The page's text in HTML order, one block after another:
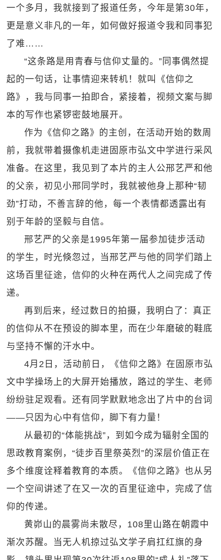
一个多月，我就接到了报道任务，今年是第30年，
更是意义非凡的一年，如何做好报道令我和同事犯
了难……
“这条路是用青春与信仰丈量的。”同事偶然提
起的一句话，让事情迎来转机！就叫《信仰之
路》，我与同事一拍即合，紧接着，视频文案与脚
本的写作也紧锣密鼓地展开。
作为《信仰之路》的主创，在活动开始的数周
前，我就带着摄像机走进固原市弘文中学进行采风
准备。在这里，我见到了本片的主人公邢艺严和他
的父亲，初见小邢同学时，我就被他身上那种“韧
劲”打动，不善言辞的他，每一个表情都透露出有
别于年龄的坚毅与自信。
邢艺严的父亲是1995年第一届参加徒步活动
的学生，时光倏忽过，当邢艺严与他的同学们踏上
这场百里征途，信仰的火种在两代人之间完成了传
递。
再到后来，经过数日的拍摄，我明白了：真正
的信仰从不在预设的脚本里，而在少年磨破的鞋底
与坚持不懈的汗水中。
4月2日，活动前日，《信仰之路》在固原市弘
文中学操场上的大屏开始播放，路过的学生、老师
纷纷驻足观看。还有同学默默地念出了片中的台词
——只因为心中有信仰，脚下有力量！
从最初的“体能挑战”，到如今成为辐射全国的
思政教育案例，“徒步百里祭英烈”的深层价值正在
多个维度诠释着教育的本质。《信仰之路》也从另
一个空间讲述了在又一次的百里征途中，完成了信
仰的传递。
黄峁山的晨雾尚未散尽，108里山路在朝霞中
渐次苏醒。当无人机掠过弘文学子肩扛红旗的身